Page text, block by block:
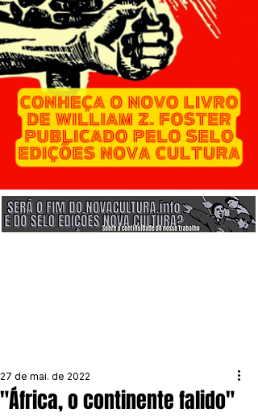
"África, o continente falido"
27 de mai. de 2022